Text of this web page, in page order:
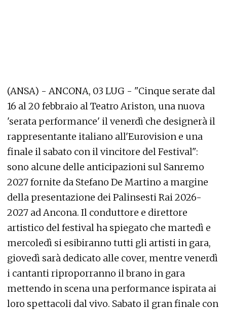
(ANSA) - ANCONA, 03 LUG - "Cinque serate dal
16 al 20 febbraio al Teatro Ariston, una nuova
'serata performance' il venerdì che designerà il
rappresentante italiano all'Eurovision e una
finale il sabato con il vincitore del Festival":
sono alcune delle anticipazioni sul Sanremo
2027 fornite da Stefano De Martino a margine
della presentazione dei Palinsesti Rai 2026-
2027 ad Ancona. Il conduttore e direttore
artistico del festival ha spiegato che martedì e
mercoledì si esibiranno tutti gli artisti in gara,
giovedì sarà dedicato alle cover, mentre venerdì
i cantanti riproporranno il brano in gara
mettendo in scena una performance ispirata ai
loro spettacoli dal vivo. Sabato il gran finale con